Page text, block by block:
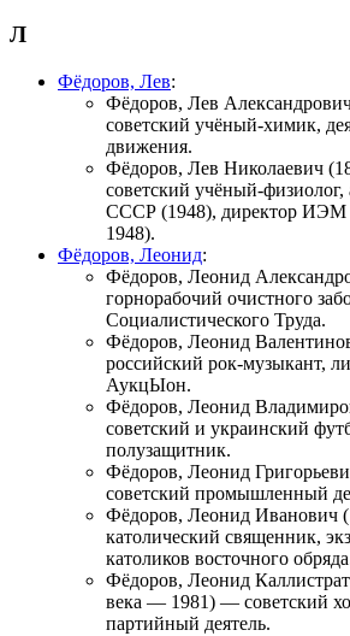
Л
Фёдоров, Лев:
Фёдоров, Лев
советский учёный-химик,
движения.
Фёдоров, Лев Николаевич
советский учёный-
СССР (1948), директор
1948).
Фёдоров, Леонид:
Фёдоров, Леонид
горнорабочий очистного
Социалистического Труда.
Фёдоров, Леонид
российский рок-музыкант,
АукцЫон.
Фёдоров, Леонид
советский и украинский
полузащитник.
Фёдоров, Леонид
советский промышленный
Фёдоров, Леонид Иванович
католический священник,
католиков восточного
Фёдоров, Леонид
века — 1981) — советский
партийный деятель.